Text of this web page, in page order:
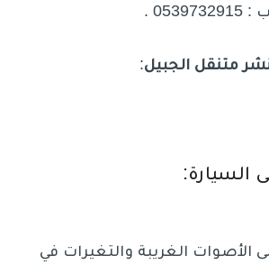
.
متنقل الجبيل:
السيارة:
الأصوات الغريبة والتغيرات في